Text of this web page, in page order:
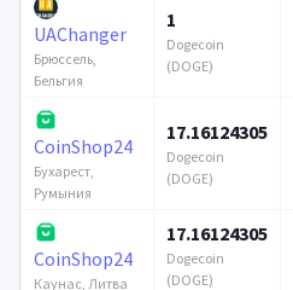
UAChanger
Брюссель,
Бельгия
1
Dogecoin
(DOGE)
CoinShop24
Бухарест,
Румыния
17.16124305
Dogecoin
(DOGE)
CoinShop24
Каунас, Литва
17.16124305
Dogecoin
(DOGE)